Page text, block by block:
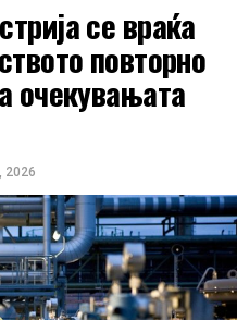
се враќа
повторно
очекувањата
2026